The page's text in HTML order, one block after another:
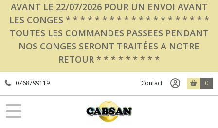
AVANT LE 22/07/2026 POUR UN ENVOI AVANT
LES CONGES * * * * * * * * * * * * * * * * * * * *
TOUTES LES COMMANDES PASSEES PENDANT
NOS CONGES SERONT TRAITÉES A NOTRE
RETOUR * * * * * * * * *
0768799119 Contact 0